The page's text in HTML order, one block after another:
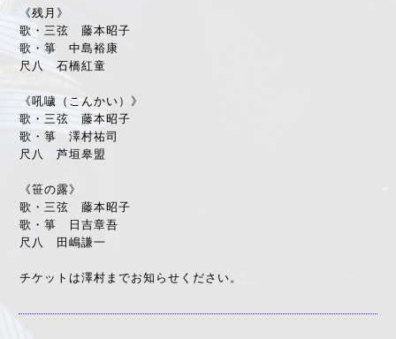
《残月》
歌・三弦 藤本昭子
歌・箏 中島裕康
尺八 石橋紅童
《吼噦（こんかい）》
歌・三弦 藤本昭子
歌・箏 澤村祐司
尺八 芦垣皋盟
《笹の露》
歌・三弦 藤本昭子
歌・箏 日吉章吾
尺八 田嶋謙一
チケットは澤村までお知らせください。